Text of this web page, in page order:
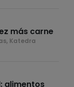
más carne
Katedra
alimentos